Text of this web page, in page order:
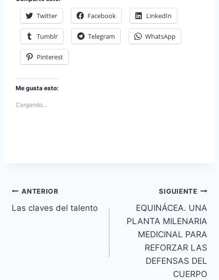
Twitter Facebook LinkedIn
Tumblr Telegram WhatsApp
Pinterest
Me gusta esto:
Cargando...
Navegación
de
ANTERIOR
Las claves del talento
SIGUIENTE
EQUINÁCEA. UNA
PLANTA MILENARIA
MEDICINAL PARA
REFORZAR LAS
DEFENSAS DEL
CUERPO